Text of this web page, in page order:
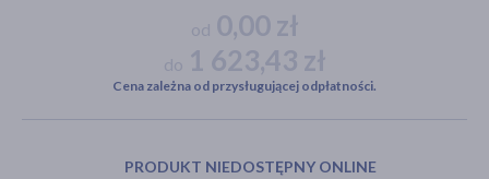
od 0,00 zł
do 1 623,43 zł
Cena zależna od przysługującej odpłatności.
PRODUKT NIEDOSTĘPNY ONLINE